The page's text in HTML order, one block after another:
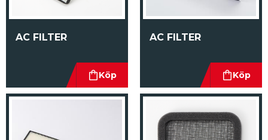
AC FILTER AC FILTER